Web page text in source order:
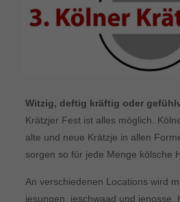
Witzig, deftig kräftig oder
Krätzjer Fest ist alles möglich.
alte und neue Krätzje in allen
sorgen so für jede Menge kölsche
An verschiedenen Locations wird
jesungen, jeschwaad und jenosse.